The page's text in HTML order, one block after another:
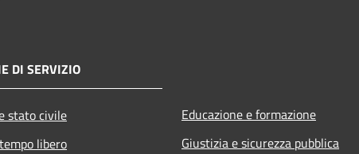
DI SERVIZIO
stato civile
libero
Educazione e formazione
Giustizia e sicurezza pubblica